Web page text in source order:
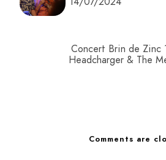
Concert Brin de Zinc
Headcharger & The
Comments are